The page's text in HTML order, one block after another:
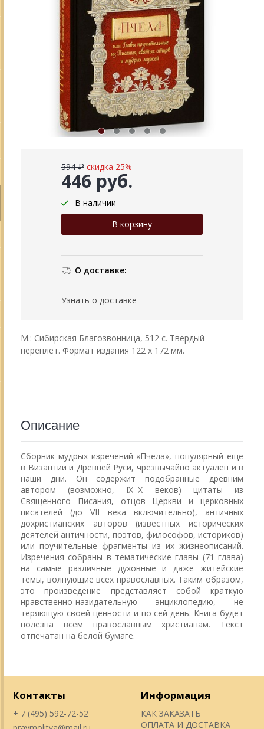
446 руб.
594 ₽ скидка 25%
В наличии
О доставке:
Узнать о доставке
М.: Сибирская Благозвонница, 512 с. Твердый
переплет. Формат издания 122 х 172 мм.
Описание
Сборник мудрых изречений «Пчела», популярный еще
в Византии и Древней Руси, чрезвычайно актуален и в
наши дни. Он содержит подобранные древним
автором (возможно, IX–X веков) цитаты из
Священного Писания, отцов Церкви и церковных
писателей (до VII века включительно), античных
дохристианских авторов (известных исторических
деятелей античности, поэтов, философов, историков)
или поучительные фрагменты из их жизнеописаний.
Изречения собраны в тематические главы (71 глава)
на самые различные духовные и даже житейские
темы, волнующие всех православных. Таким образом,
это произведение представляет собой краткую
нравственно-назидательную энциклопедию, не
теряющую своей ценности и по сей день. Книга будет
полезна всем православным христианам. Текст
отпечатан на белой бумаге.
Контакты
+ 7 (495) 592-72-52
Информация
КАК ЗАКАЗАТЬ
ОПЛАТА И ДОСТАВКА